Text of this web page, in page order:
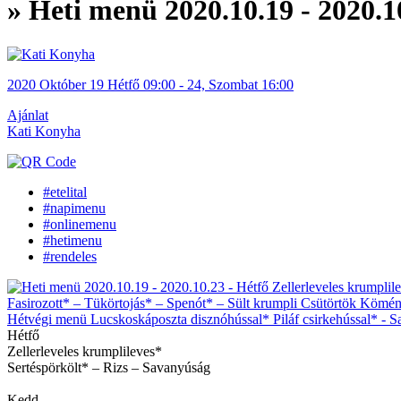
» Heti menü 2020.10.19 -
2020 Október 19 Hétfő 09:00 - 24, Szombat 16:00
Ajánlat
Kati Konyha
#etelital
#napimenu
#onlinemenu
#hetimenu
#rendeles
Hétfő
Zellerleveles krumplileves*
Sertéspörkölt* – Rizs – Savanyúság